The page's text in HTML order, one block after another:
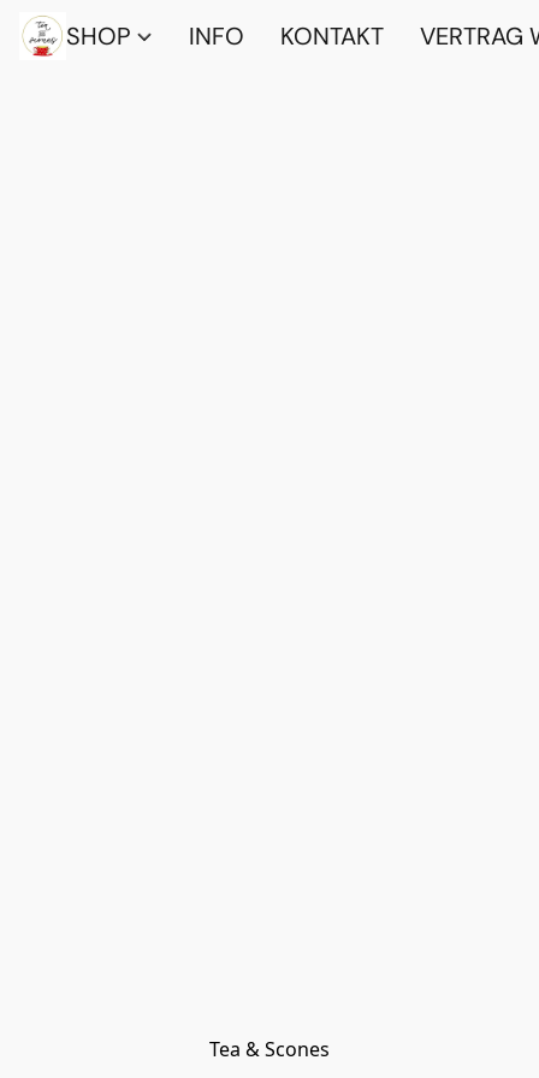
SHOP INFO KONTAKT VERTRAG
Tea & Scones